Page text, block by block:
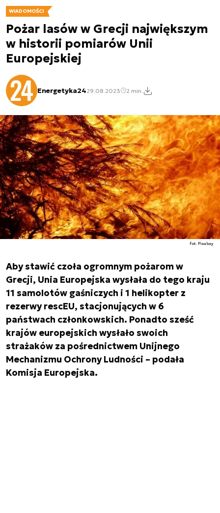
WIADOMOŚCI
Pożar lasów w Grecji największym
w historii pomiarów Unii
Europejskiej
Energetyka2429.08.2023 2 min.
Fot. Pixabay
Aby stawić czoła ogromnym pożarom w
Grecji, Unia Europejska wysłała do tego kraju
11 samolotów gaśniczych i 1 helikopter z
rezerwy rescEU, stacjonujących w 6
państwach członkowskich. Ponadto sześć
krajów europejskich wysłało swoich
strażaków za pośrednictwem Unijnego
Mechanizmu Ochrony Ludności – podała
Komisja Europejska.